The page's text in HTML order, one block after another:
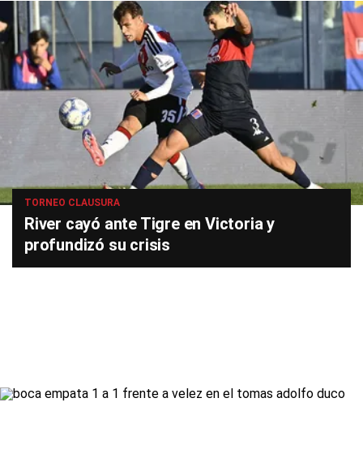
TORNEO CLAUSURA
River cayó ante Tigre en Victoria y
profundizó su crisis